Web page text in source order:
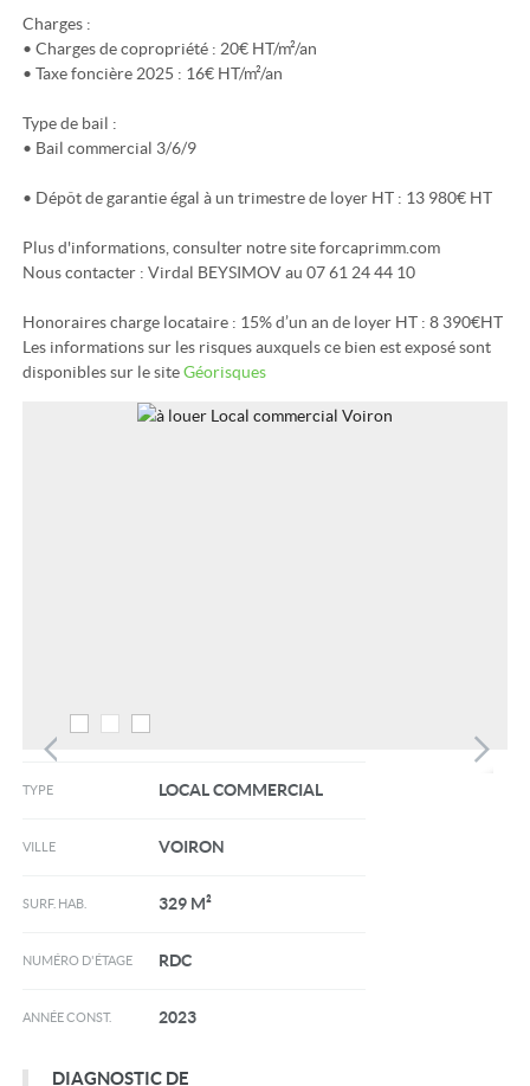
Charges :
• Charges de copropriété : 20€ HT/m²/an
• Taxe foncière 2025 : 16€ HT/m²/an
Type de bail :
• Bail commercial 3/6/9
• Dépôt de garantie égal à un trimestre de loyer HT : 13 980€ HT
Plus d'informations, consulter notre site forcaprimm.com
Nous contacter : Virdal BEYSIMOV au 07 61 24 44 10
Honoraires charge locataire : 15% d’un an de loyer HT : 8 390€HT
Les informations sur les risques auxquels ce bien est exposé sont
disponibles sur le siteGéorisques
TYPE LOCAL COMMERCIAL
VILLE VOIRON
SURF. HAB. 329 M²
NUMÉRO D'ÉTAGE RDC
ANNÉE CONST. 2023
DIAGNOSTIC DE